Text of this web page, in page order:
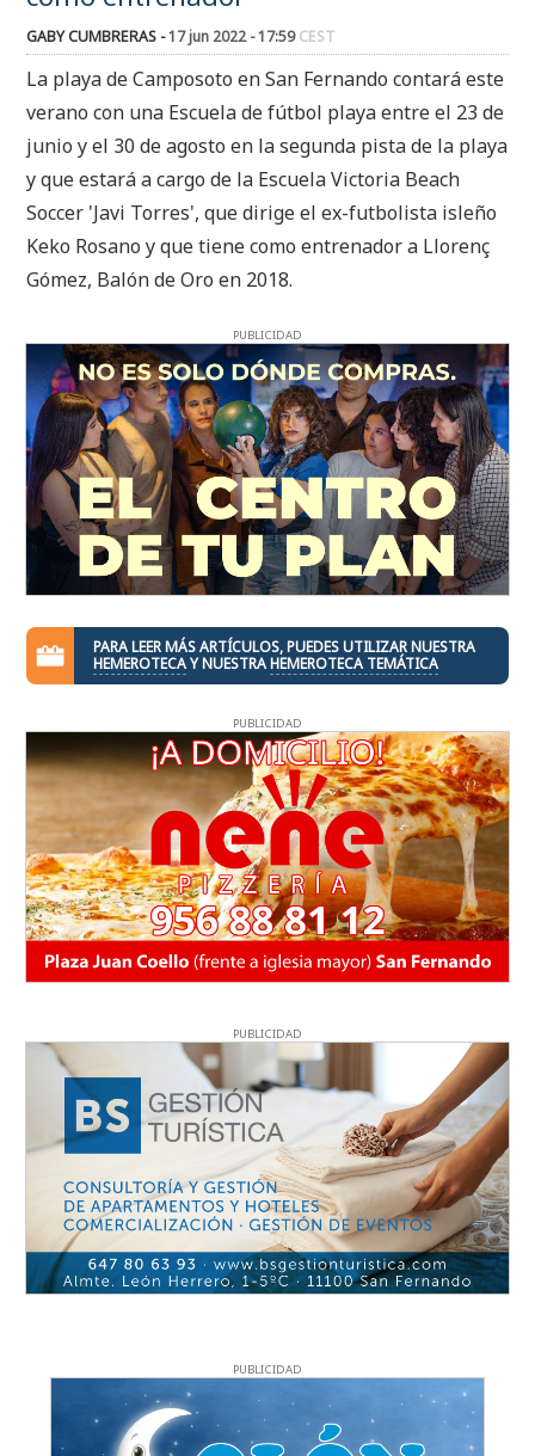
GABY CUMBRERAS -17 jun 2022 - 17:59CEST
La playa de Camposoto en San Fernando contará este
verano con una Escuela de fútbol playa entre el 23 de
junio y el 30 de agosto en la segunda pista de la playa
y que estará a cargo de la Escuela Victoria Beach
Soccer 'Javi Torres', que dirige el ex-futbolista isleño
Keko Rosano y que tiene como entrenador a Llorenç
Gómez, Balón de Oro en 2018.
PUBLICIDAD
PARA LEER MÁS ARTÍCULOS, PUEDES UTILIZAR NUESTRA
HEMEROTECAY NUESTRAHEMEROTECA TEMÁTICA
PUBLICIDAD
PUBLICIDAD
PUBLICIDAD